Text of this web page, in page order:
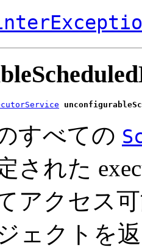
すべての
された
アクセス
ェクトを